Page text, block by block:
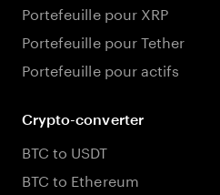
Portefeuille pour XRP
Portefeuille pour Tether
Portefeuille pour actifs
Crypto-converter
BTC to USDT
BTC to Ethereum